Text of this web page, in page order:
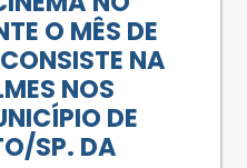
O MÊS DE
NA
NOS
DE
SP. DA